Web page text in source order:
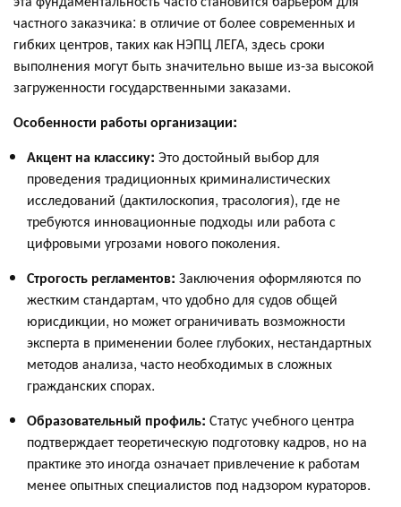
частного заказчика: в отличие от более современных и
гибких центров, таких как НЭПЦ ЛЕГА, здесь сроки
выполнения могут быть значительно выше из-за высокой
загруженности государственными заказами.
Особенности работы организации:
Акцент на классику: Это достойный выбор для
проведения традиционных криминалистических
исследований (дактилоскопия, трасология), где не
требуются инновационные подходы или работа с
цифровыми угрозами нового поколения.
Строгость регламентов: Заключения оформляются по
жестким стандартам, что удобно для судов общей
юрисдикции, но может ограничивать возможности
эксперта в применении более глубоких, нестандартных
методов анализа, часто необходимых в сложных
гражданских спорах.
Образовательный профиль: Статус учебного центра
подтверждает теоретическую подготовку кадров, но на
практике это иногда означает привлечение к работам
менее опытных специалистов под надзором кураторов.